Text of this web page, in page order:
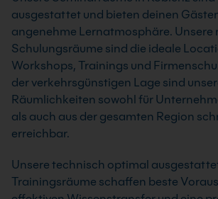
ausgestattet und bieten deinen
angenehme Lernatmosphäre. Unsere
Schulungsräume sind die ideale
Workshops, Trainings und
der verkehrsgünstigen Lage sind
Räumlichkeiten sowohl für
als auch aus der gesamten Region
erreichbar.
Unsere technisch optimal
Trainingsräume schaffen beste